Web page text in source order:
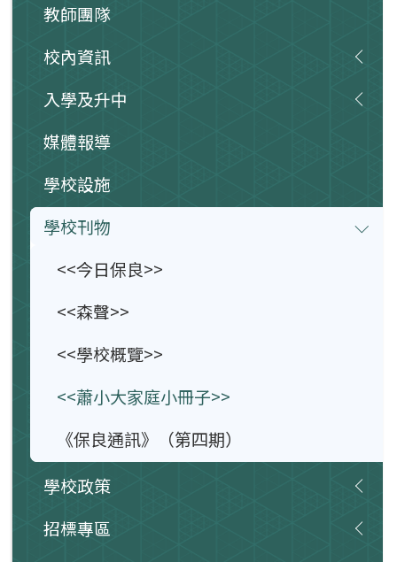
教師團隊
校內資訊
入學及升中
媒體報導
學校設施
學校刊物
<<今日保良>>
<<森聲>>
<<學校概覽>>
<<蕭小大家庭小冊子>>
《保良通訊》（第四期）
學校政策
招標專區